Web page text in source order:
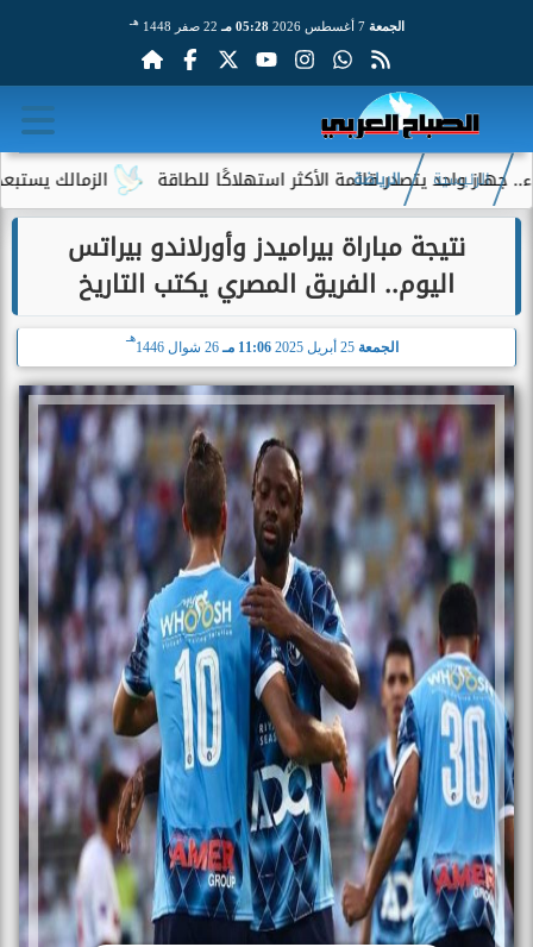
الجمعة 7 أغسطس 2026 05:28 مـ 22 صفر 1448 هـ
الزمالك يستبعد 4 لاعبين شباب من حساباته في الموسم الجديد يتصدر قائمة الأكثر استهلاكًا للطاقة
الرئيسية الرياضة
نتيجة مباراة بيراميدز وأورلاندو بيراتس
اليوم.. الفريق المصري يكتب التاريخ
الجمعة 25 أبريل 2025 11:06 مـ 26 شوال 1446
هـ